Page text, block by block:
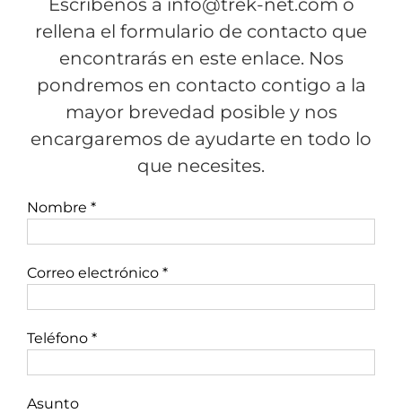
Escríbenos a info@trek-net.com o
rellena el formulario de contacto que
encontrarás en este enlace. Nos
pondremos en contacto contigo a la
mayor brevedad posible y nos
encargaremos de ayudarte en todo lo
que necesites.
Nombre *
Correo electrónico *
Teléfono *
Asunto